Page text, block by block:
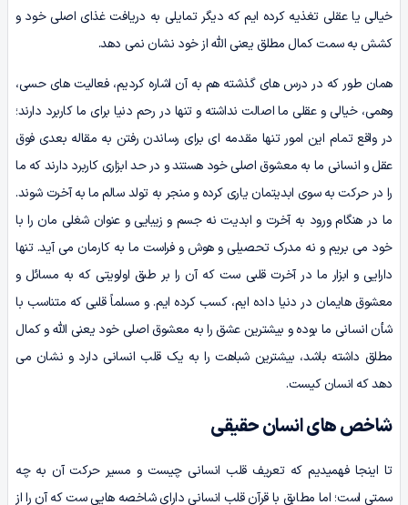
خیالی یا عقلی تغذیه کرده ایم که دیگر تمایلی به دریافت غذای اصلی خود و
کشش به سمت کمال مطلق یعنی الله از خود نشان نمی دهد.
همان طور که در درس های گذشته هم به آن اشاره کردیم، فعالیت های حسی،
وهمی، خیالی و عقلی ما اصالت نداشته و تنها در رحم دنیا برای ما کاربرد دارند؛
در واقع تمام این امور تنها مقدمه ای برای رساندن رفتن به مقاله بعدی فوق
عقل و انسانی ما به معشوق اصلی خود هستند و در حد ابزاری کاربرد دارند که ما
را در حرکت به سوی ابدیتمان یاری کرده و منجر به تولد سالم ما به آخرت شوند.
ما در هنگام ورود به آخرت و ابدیت نه جسم و زیبایی و عنوان شغلی مان را با
خود می بریم و نه مدرک تحصیلی و هوش و فراست ما به کارمان می آید. تنها
دارایی و ابزار ما در آخرت قلبی ست که آن را بر طبق اولویتی که به مسائل و
معشوق هایمان در دنیا داده ایم، کسب کرده ایم. و مسلماً قلبی که متناسب با
شأن انسانی ما بوده و بیشترین عشق را به معشوق اصلی خود یعنی الله و کمال
مطلق داشته باشد، بیشترین شباهت را به یک قلب انسانی دارد و نشان می
دهد که انسان کیست.
شاخص های انسان حقیقی
تا اینجا فهمیدیم که تعریف قلب انسانی چیست و مسیر حرکت آن به چه
سمتی است؛ اما مطابق با قرآن قلب انسانی دارای شاخصه هایی ست که آن را از